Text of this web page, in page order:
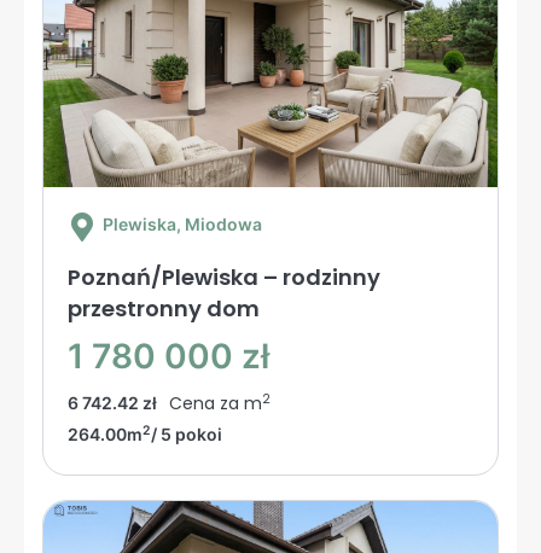
Plewiska, Miodowa
Poznań/Plewiska – rodzinny
przestronny dom
1 780 000 zł
6 742.42 zł Cena za m2
264.00m2/ 5 pokoi